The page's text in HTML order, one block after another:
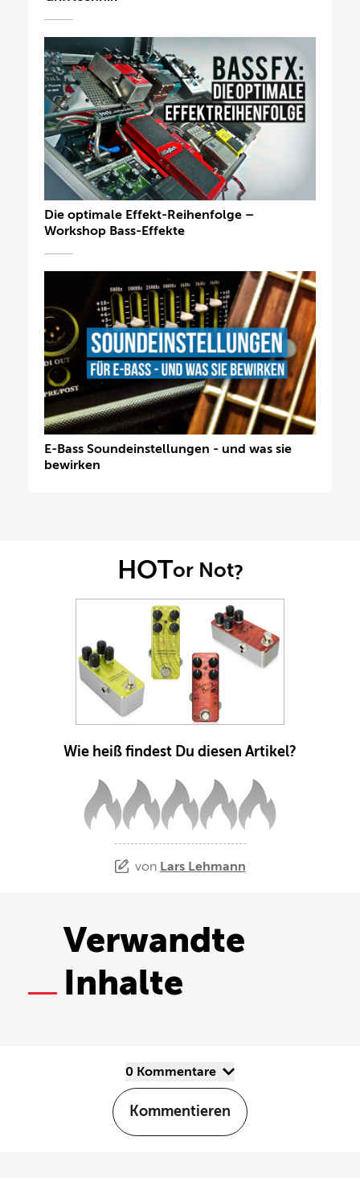
Die optimale Effekt-Reihenfolge –
Workshop Bass-Effekte
E-Bass Soundeinstellungen - und was sie
bewirken
HOTor Not?
Wie heiß findest Du diesen Artikel?
von Lars Lehmann
Verwandte
Inhalte
0 Kommentare
Kommentieren